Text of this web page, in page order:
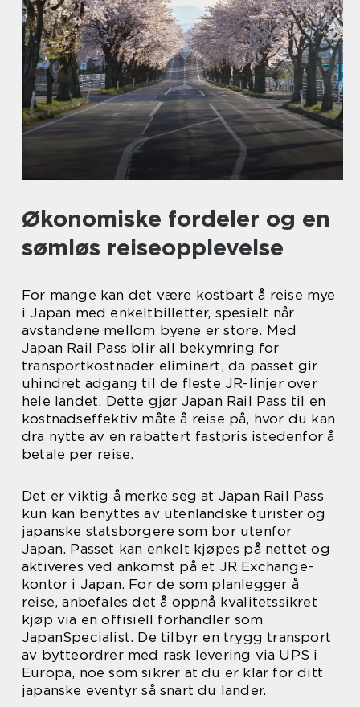
Økonomiske fordeler og en
sømløs reiseopplevelse
For mange kan det være kostbart å reise mye
i Japan med enkeltbilletter, spesielt når
avstandene mellom byene er store. Med
Japan Rail Pass blir all bekymring for
transportkostnader eliminert, da passet gir
uhindret adgang til de fleste JR-linjer over
hele landet. Dette gjør Japan Rail Pass til en
kostnadseffektiv måte å reise på, hvor du kan
dra nytte av en rabattert fastpris istedenfor å
betale per reise.
Det er viktig å merke seg at Japan Rail Pass
kun kan benyttes av utenlandske turister og
japanske statsborgere som bor utenfor
Japan. Passet kan enkelt kjøpes på nettet og
aktiveres ved ankomst på et JR Exchange-
kontor i Japan. For de som planlegger å
reise, anbefales det å oppnå kvalitetssikret
kjøp via en offisiell forhandler som
JapanSpecialist. De tilbyr en trygg transport
av bytteordrer med rask levering via UPS i
Europa, noe som sikrer at du er klar for ditt
japanske eventyr så snart du lander.